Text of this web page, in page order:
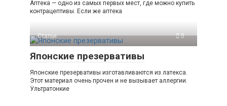
Аптека — одно из самых первых мест, где можно купить
контрацептивы. Если же аптека
Статьи 0
Японские презервативы
Японские презервативы изготавливаются из латекса.
Этот материал очень прочен и не вызывает аллергии.
Ультратонкие